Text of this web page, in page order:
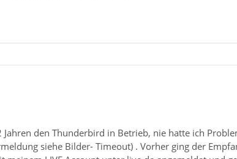
Jahren den Thunderbird in Betrieb, nie hatte ich
siehe Bilder- Timeout) . Vorher ging der